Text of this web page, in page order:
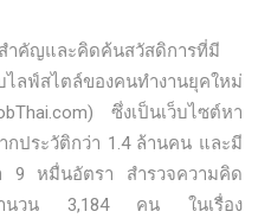
ำคัญและคิดค้นสวัสดิการที่มี
ลฟ์สไตล์ของคนทำงานยุคใหม่
ซึ่งเป็นเว็บไซต์หา
กประวัติกว่า 1.4 ล้านคน และมี
9 หมื่นอัตรา สำรวจความคิด
จำนวน 3,184 คน ในเรื่อง